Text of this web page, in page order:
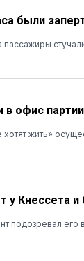
были
офис
жить»
у
подозревал